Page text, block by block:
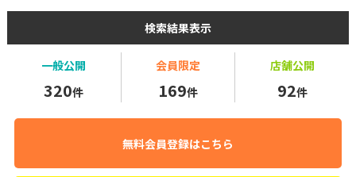
検索結果表示
一般公開
320件
会員限定
169件
店舗公開
92件
無料会員登録はこちら